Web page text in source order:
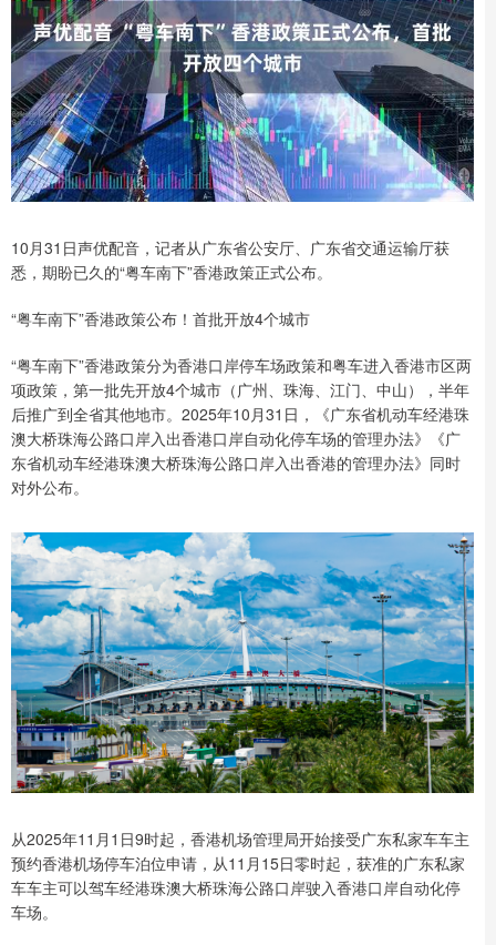
10月31日声优配音，记者从广东省公安厅、广东省交通运输厅获
悉，期盼已久的“粤车南下”香港政策正式公布。
“粤车南下”香港政策公布！首批开放4个城市
“粤车南下”香港政策分为香港口岸停车场政策和粤车进入香港市区两
项政策，第一批先开放4个城市（广州、珠海、江门、中山），半年
后推广到全省其他地市。2025年10月31日，《广东省机动车经港珠
澳大桥珠海公路口岸入出香港口岸自动化停车场的管理办法》《广
东省机动车经港珠澳大桥珠海公路口岸入出香港的管理办法》同时
对外公布。
从2025年11月1日9时起，香港机场管理局开始接受广东私家车车主
预约香港机场停车泊位申请，从11月15日零时起，获准的广东私家
车车主可以驾车经港珠澳大桥珠海公路口岸驶入香港口岸自动化停
车场。